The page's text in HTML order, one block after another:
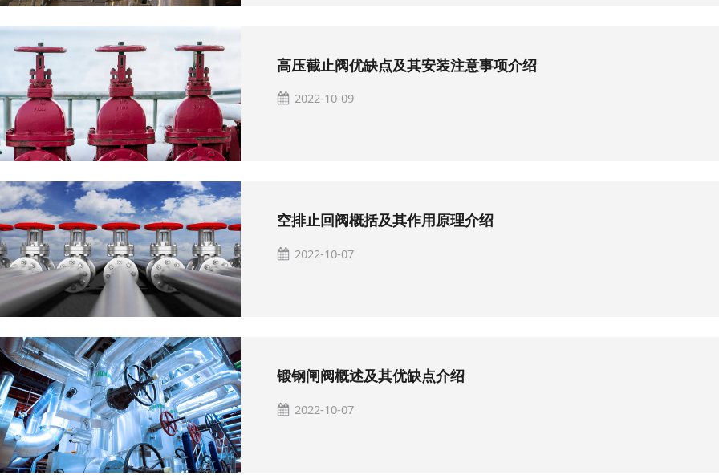
高压截止阀优缺点及其安装注意事项介绍
2022-10-09
空排止回阀概括及其作用原理介绍
2022-10-07
锻钢闸阀概述及其优缺点介绍
2022-10-07